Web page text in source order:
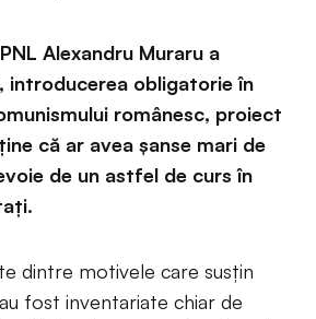
Alexandru Muraru a
introducerea obligatorie în
românesc, proiect
că ar avea șanse mari de
de un astfel de curs în
dintre motivele care susțin
fost inventariate chiar de